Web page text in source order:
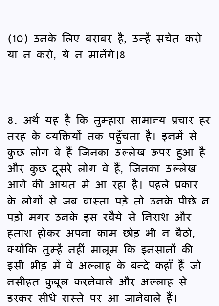
(10) उनके लिए बराबर है, उन्हें सचेत करो
या न करो, ये न मानेंगे।8
8. अर्थ यह है कि तुम्हारा सामान्य प्रचार हर
तरह के व्यक्तियों तक पहुँचता है। इनमें से
कुछ लोग वे हैं जिनका उल्लेख ऊपर हुआ है
और कुछ दूसरे लोग वे हैं, जिनका उल्लेख
आगे की आयत में आ रहा है। पहले प्रकार
के लोगों से जब वास्ता पड़े तो उनके पीछे न
पड़ो मगर उनके इस रवैये से निराश और
हताश होकर अपना काम छोड़ भी न बैठो,
क्योंकि तुम्हें नहीं मालूम कि इनसानों की
इसी भीड़ में वे अल्लाह के बन्दे कहाँ हैं जो
नसीहत क़ुबूल करनेवाले और अल्लाह से
डरकर सीधे रास्ते पर आ जानेवाले हैं।